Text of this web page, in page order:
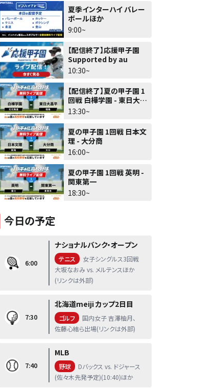
夏季インターハイ バレー
ボールほか
9:00~
【配信終了】応援甲子園
Supported by au
10:30~
【配信終了】夏の甲子園 1
回戦 白樺学園 - 東日大昌
平
13:30~
夏の甲子園 1回戦 日本文
理 - 大分商
16:00~
夏の甲子園 1回戦 英明 -
関東第一
18:30~
今日の予定
6:00
ナショナルバンク・オープン
テニス
女子シングルス3回戦
大坂なおみ vs. メルテンスほか
(リンクは外部)
7:30
北海道meiji カップ2日目
ゴルフ
国内女子 吉澤柚月、
佐藤心結ら出場(リンクは外部)
7:40
MLB
野球
Dバックス vs. ドジャース
(佐々木先発予定)(10:40)ほか